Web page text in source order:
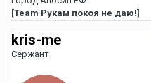
[Team Рукам покоя не даю!]
kris-me
Сержант